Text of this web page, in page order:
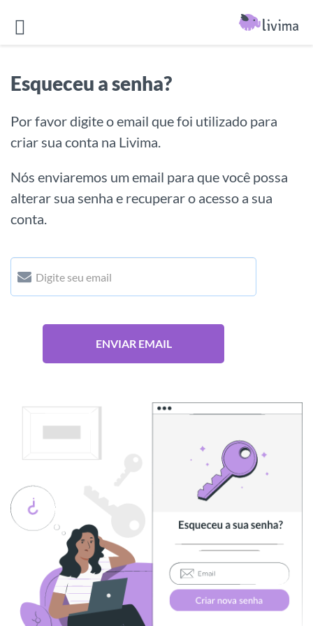
Esqueceu a senha?
Por favor digite o email que foi utilizado para
criar sua conta na Livima.
Nós enviaremos um email para que você possa
alterar sua senha e recuperar o acesso a sua
conta.